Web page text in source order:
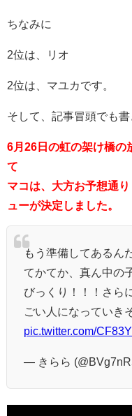
ちなみに
2位は、リオ
2位は、マユカです。
そして、記事冒頭でも書
6月26日の虹の架け橋の
て
マコは、大方お予想通
ューが決定しました。
もう準備してあるん
てかてか、真ん中の
びっくり！！！さら
ごい人になっていき
pic.twitter.com/
— きらら